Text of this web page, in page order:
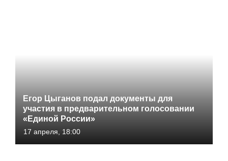
Егор Цыганов подал документы для
участия в предварительном голосовании
«Единой России»
17 апреля, 18:00